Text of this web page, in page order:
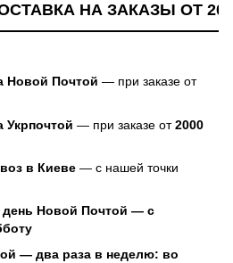
НА ЗАКАЗЫ ОТ
Новой Почтой — при заказе от
Укрпочтой — при заказе от2000
в Киеве — с нашей точки
Новой Почтой — с
— два раза в неделю: во